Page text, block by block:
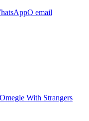
O email
With Strangers